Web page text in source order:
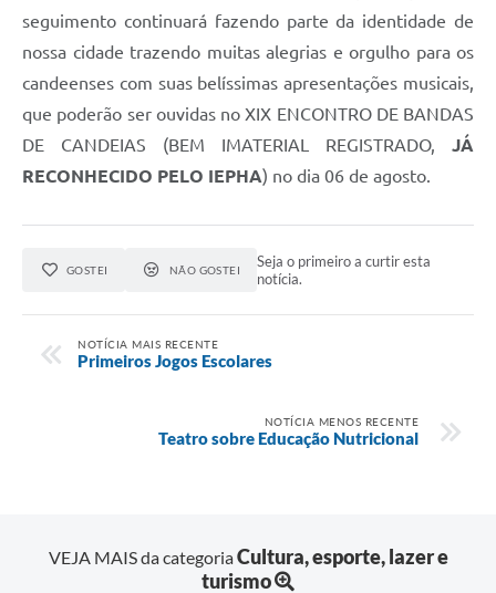
seguimento continuará fazendo parte da identidade de
nossa cidade trazendo muitas alegrias e orgulho para os
candeenses com suas belíssimas apresentações musicais,
que poderão ser ouvidas no XIX ENCONTRO DE BANDAS
DE CANDEIAS (BEM IMATERIAL REGISTRADO, JÁ
RECONHECIDO PELO IEPHA) no dia 06 de agosto.
GOSTEI NÃO GOSTEI
Seja o primeiro a curtir esta
notícia.
NOTÍCIA MAIS RECENTE
Primeiros Jogos Escolares
NOTÍCIA MENOS RECENTE
Teatro sobre Educação Nutricional
VEJA MAIS da categoriaCultura, esporte, lazer e
turismo